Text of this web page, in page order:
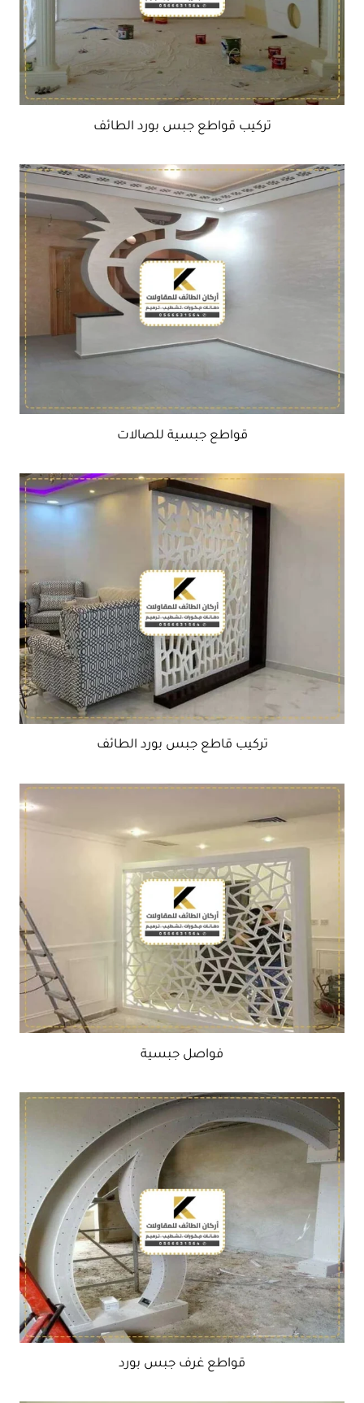
تركيب قواطع جبس بورد الطائف
قواطع جبسية للصالات
تركيب قاطع جبس بورد الطائف
فواصل جبسية
قواطع غرف جبس بورد